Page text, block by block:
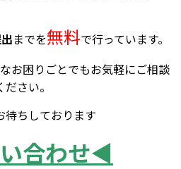
までを無料で行っています。
お困りごとでもお気軽にご相談
ださい。
待ちしております
合わせ◀